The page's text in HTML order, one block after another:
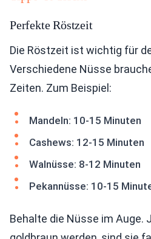
Perfekte Röstzeit
Die Röstzeit ist wichtig für
Verschiedene Nüsse
Zeiten. Zum Beispiel:
Mandeln: 10-15 Minuten
Cashews: 12-15 Minuten
Walnüsse: 8-12 Minuten
Pekannüsse: 10-15
Behalte die Nüsse im Auge.